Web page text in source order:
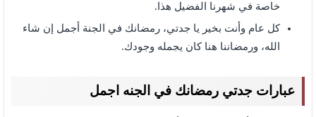
خاصة في شهرنا الفضيل هذا.
كل عام وأنت بخير يا جدتي، رمضانك في الجنة أجمل إن شاء
الله، ورمضاننا هنا كان يجمله وجودك.
عبارات جدتي رمضانك في الجنه اجمل